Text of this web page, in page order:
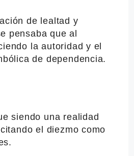
de lealtad y
pensaba que al
la autoridad y el
de dependencia.
siendo una realidad
el diezmo como